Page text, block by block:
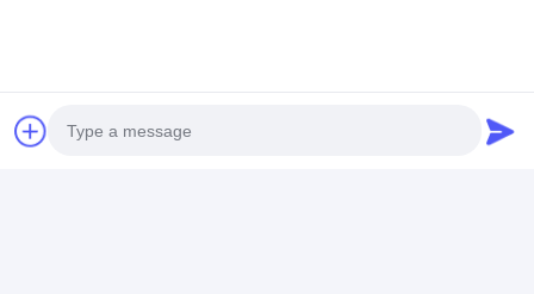
Ottieni Il Miglior Prezzo Per